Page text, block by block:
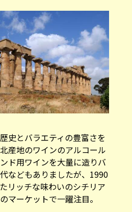
史とバラエティの豊富さを
産地のワインのアルコール
ド用ワインを大量に造りバ
などもありましたが、1990
リッチな味わいのシチリア
マーケットで一躍注目。